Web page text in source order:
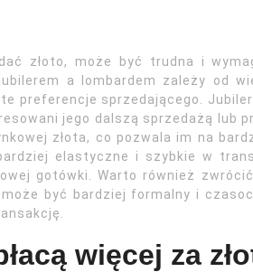
złoto, może być trudna i
a lombardem zależy od
preferencje sprzedającego.
jego dalszą sprzedażą lub
złota, co pozwala im na
elastyczne i szybkie w
gotówki. Warto również
być bardziej formalny i
więcej za